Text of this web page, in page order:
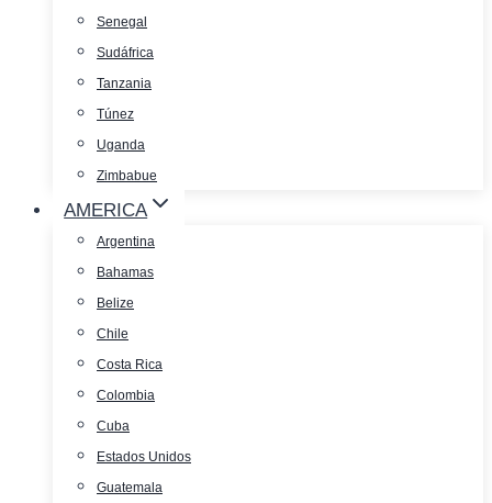
Senegal
Sudáfrica
Tanzania
Túnez
Uganda
Zimbabue
AMERICA
Argentina
Bahamas
Belize
Chile
Costa Rica
Colombia
Cuba
Estados Unidos
Guatemala